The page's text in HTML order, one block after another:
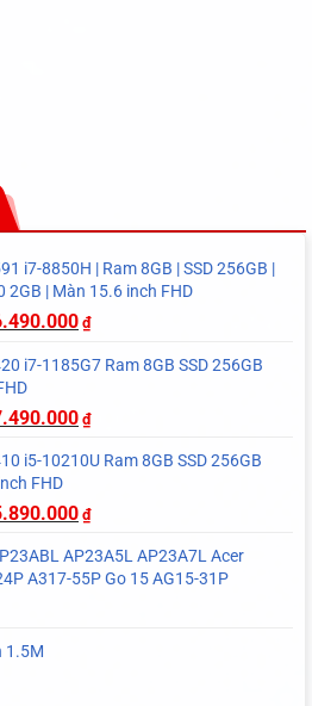
i7-8850H | Ram 8GB | SSD 256GB |
2GB | Màn 15.6 inch FHD
₫
i7-1185G7 Ram 8GB SSD 256GB
₫
i5-10210U Ram 8GB SSD 256GB
FHD
₫
AP23A5L AP23A7L Acer
A317-55P Go 15 AG15-31P
1.5M